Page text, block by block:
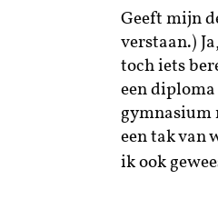
Geeft mijn
verstaan.)
toch iets
een
gymnasium
een tak van
ik ook